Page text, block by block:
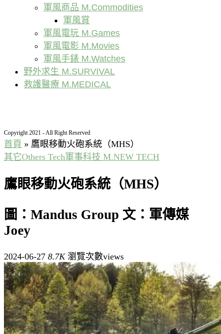
軍風商品 M.Commodities
軍風賞
軍風電玩 M.Games
軍風電影 M.Movies
軍風手錶 M.Watches
野外求生 M.SURVIVAL
救護醫療 M.MEDICAL
Copyright 2021 - All Right Reserved
首頁 » 鷹眼移動火砲系統（MHS）
其它Others Tech軍事科技 M.NEW TECH
鷹眼移動火砲系統（MHS）
圖：Mandus Group 文：軍傳媒
Joey
2024-06-27 8.7K瀏覽次數views